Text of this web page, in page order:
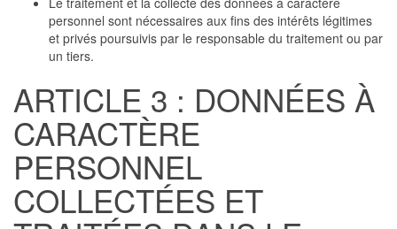
personnel sont nécessaires aux fins des intérêts légitimes
et privés poursuivis par le responsable du traitement ou par
un tiers.
ARTICLE 3 : DONNÉES À
CARACTÈRE
PERSONNEL
COLLECTÉES ET